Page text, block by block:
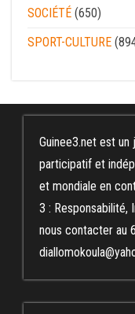
SOCIÉTÉ (650)
SPORT-CULTURE
Guinee3.net est un
participatif et
et mondiale en
3 : Responsabilité,
nous contacter au